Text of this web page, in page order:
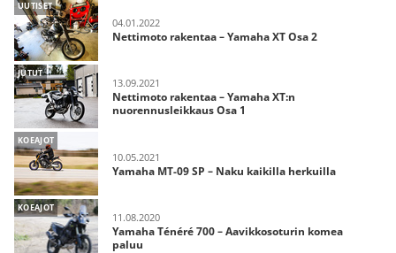
UUTISET
04.01.2022
Nettimoto rakentaa – Yamaha XT Osa 2
JUTUT
13.09.2021
Nettimoto rakentaa – Yamaha XT:n
nuorennusleikkaus Osa 1
KOEAJOT
10.05.2021
Yamaha MT-09 SP – Naku kaikilla herkuilla
KOEAJOT
11.08.2020
Yamaha Ténéré 700 – Aavikkosoturin komea
paluu